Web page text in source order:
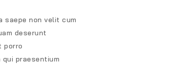
saepe non velit cum
deserunt
porro
praesentium